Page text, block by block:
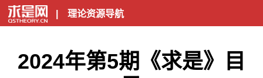
| 理论资源导航
2024年第5期《求是》目